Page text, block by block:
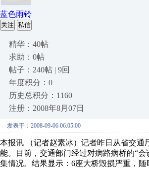
蓝色雨铃
关注 私信
精华：40帖
求助：0帖
帖子：240帖 | 9回
年度积分：0
历史总积分：1160
注册：2008年8月07日
发表于：2008-09-06 06:05:00
本报讯 （记者赵素冰）记者昨日从省交
能。目前，交通部门经过对病路病桥的“
集情况。结果显示：6座大桥毁损严重，